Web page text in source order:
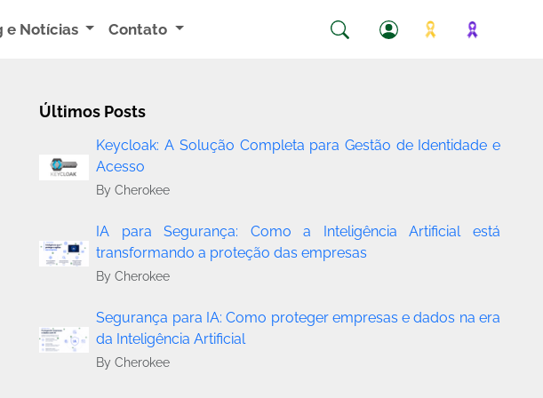
e Notícias Contato
Últimos Posts
Keycloak: A Solução Completa para Gestão de Identidade e
Acesso
By Cherokee
IA para Segurança: Como a Inteligência Artificial está
transformando a proteção das empresas
By Cherokee
Segurança para IA: Como proteger empresas e dados na era
da Inteligência Artificial
By Cherokee